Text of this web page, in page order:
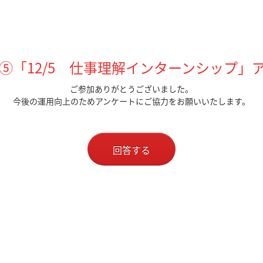
「12/5 仕事理解インターンシップ」
ご参加ありがとうございました。
今後の運用向上のためアンケートにご協力をお願いいたします。
回答する